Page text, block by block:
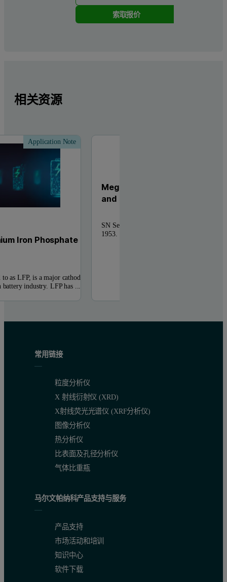
索取报价
相关资源
Application Note
Iron Phosphate
as LFP, is a major cathode
industry. LFP has ...
Megasa SN Seixal improves
and speed in its analytical
SN Seixal is part of the Spanish Megasa
1953. With over a thousand employees as
常用链接
粒度分析仪
X 射线衍射仪 (XRD)
X射线荧光光谱仪 (XRF分析仪)
图像分析仪
热分析仪
比表面及孔径分析仪
气体比重瓶
马尔文帕纳科产品支持与服务
产品支持
市场活动和培训
知识中心
软件下载